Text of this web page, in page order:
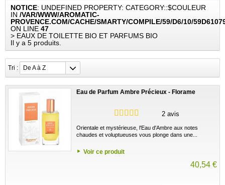
NOTICE: UNDEFINED PROPERTY: CATEGORY::$COULEUR
IN /VAR/WWW/AROMATIC-
PROVENCE.COM/CACHE/SMARTY/COMPILE/59/D6/10/
ON LINE 47
> EAUX DE TOILETTE BIO ET PARFUMS BIO
Il y a 5 produits.
Tri : De A à Z
Eau de Parfum Ambre Précieux - Florame
2 avis
Orientale et mystérieuse, l'Eau d'Ambre aux notes
chaudes et voluptueuses vous plonge dans une...
Voir ce produit
40,54 €